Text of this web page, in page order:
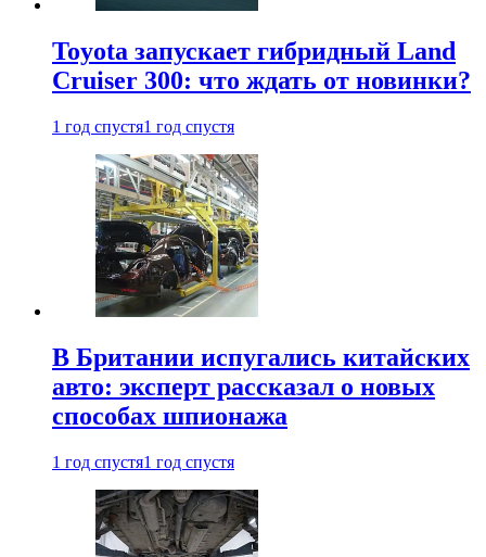
Toyota запускает гибридный Land
Cruiser 300: что ждать от новинки?
1 год спустя1 год спустя
В Британии испугались китайских
авто: эксперт рассказал о новых
способах шпионажа
1 год спустя1 год спустя